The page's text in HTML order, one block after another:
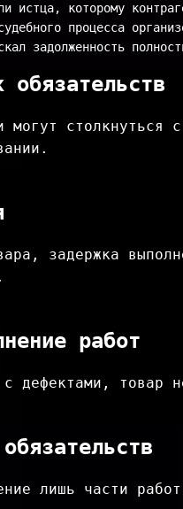
истца, которому
процесса
задолженность
обязательств
могут столкнуться
задержка
работ
дефектами, товар
лишь части